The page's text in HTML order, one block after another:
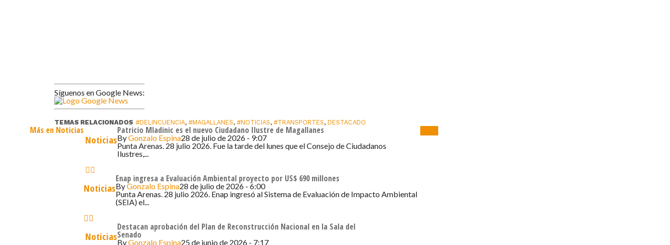
Síguenos en Google News:
TEMAS RELACIONADOS #DELINCUENCIA,#MAGALLANES,#NOTICIAS,#TRANSPORTES,DESTACADO
Más en Noticias
Noticias
Patricio Mladinic es el nuevo Ciudadano Ilustre de Magallanes
ByGonzalo Espina28 de julio de 2026 - 9:07
Punta Arenas. 28 julio 2026. Fue la tarde del lunes que el Consejo de Ciudadanos
Ilustres,...
Noticias
Enap ingresa a Evaluación Ambiental proyecto por US$ 690 millones
ByGonzalo Espina28 de julio de 2026 - 6:00
Punta Arenas. 28 julio 2026. Enap ingresó al Sistema de Evaluación de Impacto Ambiental
(SEIA) el...
Noticias
Destacan aprobación del Plan de Reconstrucción Nacional en la Sala del
Senado
ByGonzalo Espina25 de junio de 2026 - 7:17